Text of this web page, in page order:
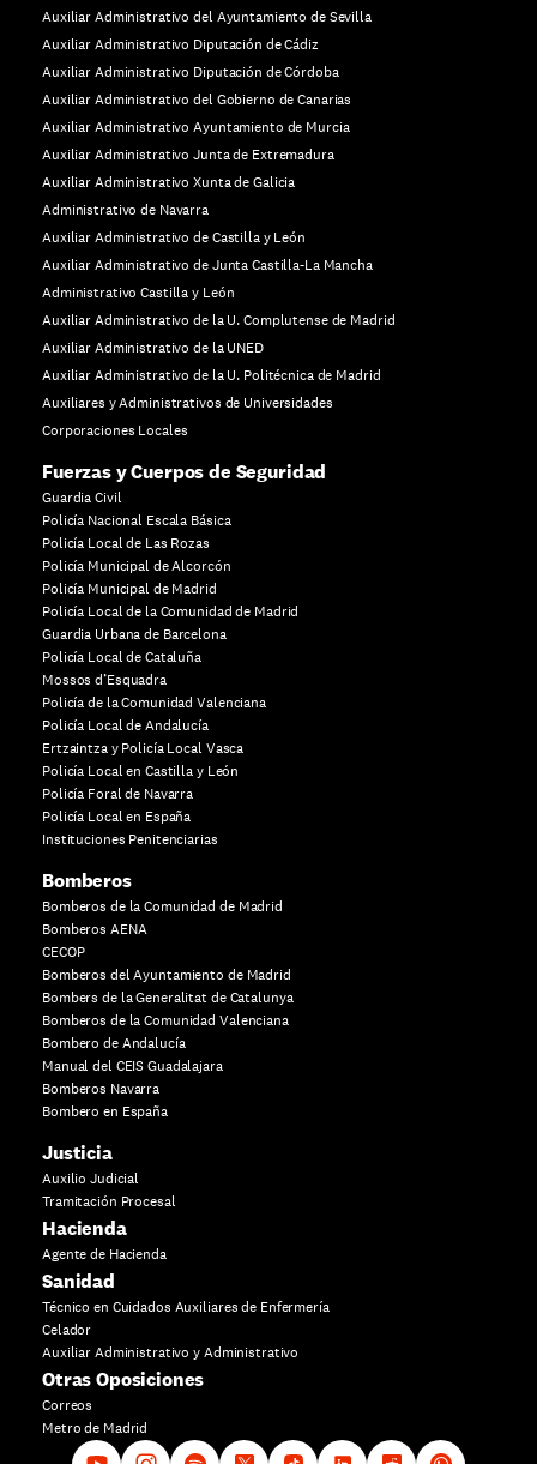
Auxiliar Administrativo del Ayuntamiento de Sevilla
Auxiliar Administrativo Diputación de Cádiz
Auxiliar Administrativo Diputación de Córdoba
Auxiliar Administrativo del Gobierno de Canarias
Auxiliar Administrativo Ayuntamiento de Murcia
Auxiliar Administrativo Junta de Extremadura
Auxiliar Administrativo Xunta de Galicia
Administrativo de Navarra
Auxiliar Administrativo de Castilla y León
Auxiliar Administrativo de Junta Castilla-La Mancha
Administrativo Castilla y León
Auxiliar Administrativo de la U. Complutense de Madrid
Auxiliar Administrativo de la UNED
Auxiliar Administrativo de la U. Politécnica de Madrid
Auxiliares y Administrativos de Universidades
Corporaciones Locales
Fuerzas y Cuerpos de Seguridad
Guardia Civil
Policía Nacional Escala Básica
Policía Local de Las Rozas
Policía Municipal de Alcorcón
Policía Municipal de Madrid
Policía Local de la Comunidad de Madrid
Guardia Urbana de Barcelona
Policía Local de Cataluña
Mossos d’Esquadra
Policía de la Comunidad Valenciana
Policía Local de Andalucía
Ertzaintza y Policía Local Vasca
Policía Local en Castilla y León
Policía Foral de Navarra
Policía Local en España
Instituciones Penitenciarias
Bomberos
Bomberos de la Comunidad de Madrid
Bomberos AENA
CECOP
Bomberos del Ayuntamiento de Madrid
Bombers de la Generalitat de Catalunya
Bomberos de la Comunidad Valenciana
Bombero de Andalucía
Manual del CEIS Guadalajara
Bomberos Navarra
Bombero en España
Justicia
Auxilio Judicial
Tramitación Procesal
Hacienda
Agente de Hacienda
Sanidad
Técnico en Cuidados Auxiliares de Enfermería
Celador
Auxiliar Administrativo y Administrativo
Otras Oposiciones
Correos
Metro de Madrid